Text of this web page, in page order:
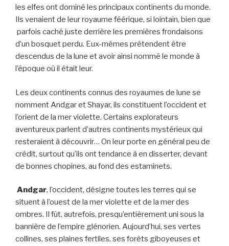
les elfes ont dominé les principaux continents du monde.
Ils venaient de leur royaume féérique, si lointain, bien que
parfois caché juste derrière les premières frondaisons
d’un bosquet perdu. Eux-mêmes prétendent être
descendus de la lune et avoir ainsi nommé le monde à
l’époque où il était leur.
Les deux continents connus des royaumes de lune se
nomment Andgar et Shayar, ils constituent l’occident et
l’orient de la mer violette. Certains explorateurs
aventureux parlent d’autres continents mystérieux qui
resteraient à découvrir… On leur porte en général peu de
crédit, surtout qu’ils ont tendance à en disserter, devant
de bonnes chopines, au fond des estaminets.
Andgar, l’occident, désigne toutes les terres qui se
situent à l’ouest de la mer violette et de la mer des
ombres. Il fût, autrefois, presqu’entièrement uni sous la
bannière de l’empire glénorien. Aujourd’hui, ses vertes
collines, ses plaines fertiles, ses forêts giboyeuses et